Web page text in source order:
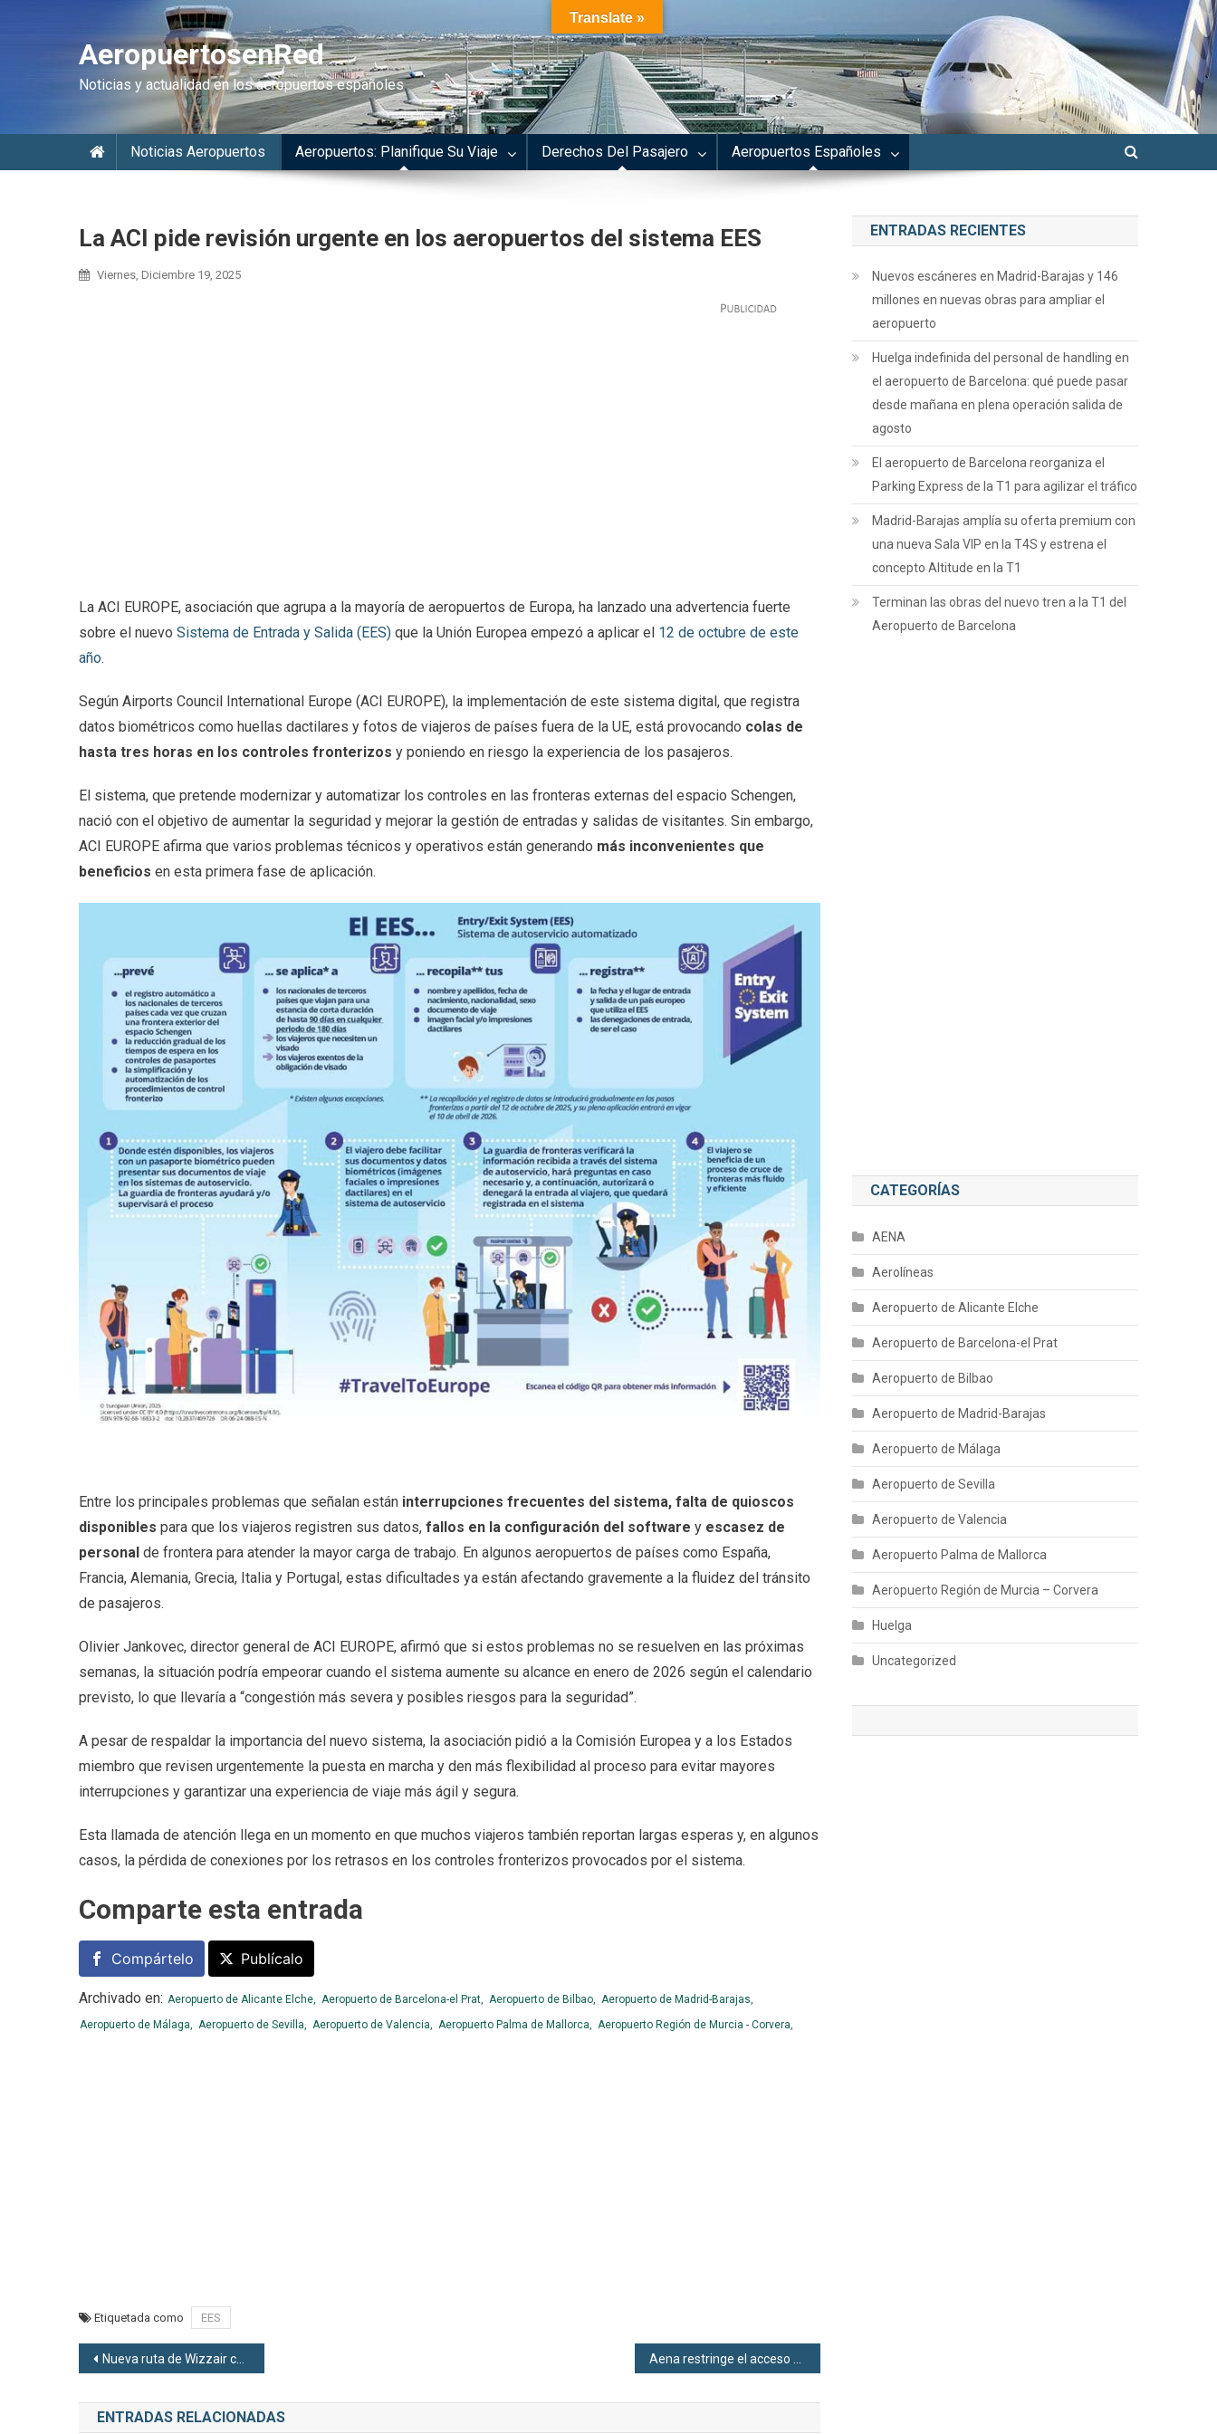
AeropuertosenRed
Noticias y actualidad en los aeropuertos españoles
Noticias Aeropuertos Aeropuertos: Planifique Su Viaje Derechos Del Pasajero Aeropuertos Españoles
La ACI pide revisión urgente en los aeropuertos del sistema EES
Viernes, Diciembre 19, 2025
La ACI EUROPE, asociación que agrupa a la mayoría de aeropuertos de Europa, ha lanzado una advertencia fuerte
sobre el nuevo Sistema de Entrada y Salida (EES) que la Unión Europea empezó a aplicar el 12 de octubre de este
año.
Según Airports Council International Europe (ACI EUROPE), la implementación de este sistema digital, que registra
datos biométricos como huellas dactilares y fotos de viajeros de países fuera de la UE, está provocando colas de
hasta tres horas en los controles fronterizos y poniendo en riesgo la experiencia de los pasajeros.
El sistema, que pretende modernizar y automatizar los controles en las fronteras externas del espacio Schengen,
nació con el objetivo de aumentar la seguridad y mejorar la gestión de entradas y salidas de visitantes. Sin embargo,
ACI EUROPE afirma que varios problemas técnicos y operativos están generando más inconvenientes que
beneficios en esta primera fase de aplicación.
Entre los principales problemas que señalan están interrupciones frecuentes del sistema, falta de quioscos
disponibles para que los viajeros registren sus datos, fallos en la configuración del software y escasez de
personal de frontera para atender la mayor carga de trabajo. En algunos aeropuertos de países como España,
Francia, Alemania, Grecia, Italia y Portugal, estas dificultades ya están afectando gravemente a la fluidez del tránsito
de pasajeros.
Olivier Jankovec, director general de ACI EUROPE, afirmó que si estos problemas no se resuelven en las próximas
semanas, la situación podría empeorar cuando el sistema aumente su alcance en enero de 2026 según el calendario
previsto, lo que llevaría a “congestión más severa y posibles riesgos para la seguridad”.
A pesar de respaldar la importancia del nuevo sistema, la asociación pidió a la Comisión Europea y a los Estados
miembro que revisen urgentemente la puesta en marcha y den más flexibilidad al proceso para evitar mayores
interrupciones y garantizar una experiencia de viaje más ágil y segura.
Esta llamada de atención llega en un momento en que muchos viajeros también reportan largas esperas y, en algunos
casos, la pérdida de conexiones por los retrasos en los controles fronterizos provocados por el sistema.
Comparte esta entrada
Compártelo Publícalo
Archivado en: Aeropuerto de Alicante Elche, Aeropuerto de Barcelona-el Prat, Aeropuerto de Bilbao,
Aeropuerto de Madrid-Barajas,
Aeropuerto de Málaga,
Aeropuerto de Sevilla, Aeropuerto de Valencia, Aeropuerto Palma de Mallorca, Aeropuerto Región de Murcia - Corvera,
Etiquetada como EES
Navegación de entradas
Nueva ruta de Wizzair con Bratislava desde el aeropuerto de Alicante
ENTRADAS RELACIONADAS
ENTRADAS RECIENTES
Nuevos escáneres en Madrid-Barajas y 146
millones en nuevas obras para ampliar el
aeropuerto
Huelga indefinida del personal de handling en
el aeropuerto de Barcelona: qué puede pasar
desde mañana en plena operación salida de
agosto
El aeropuerto de Barcelona reorganiza el
Parking Express de la T1 para agilizar el tráfico
Madrid-Barajas amplía su oferta premium con
una nueva Sala VIP en la T4S y estrena el
concepto Altitude en la T1
Terminan las obras del nuevo tren a la T1 del
Aeropuerto de Barcelona
CATEGORÍAS
AENA
Aerolíneas
Aeropuerto de Alicante Elche
Aeropuerto de Barcelona-el Prat
Aeropuerto de Bilbao
Aeropuerto de Madrid-Barajas
Aeropuerto de Málaga
Aeropuerto de Sevilla
Aeropuerto de Valencia
Aeropuerto Palma de Mallorca
Aeropuerto Región de Murcia – Corvera
Huelga
Uncategorized
Translate »